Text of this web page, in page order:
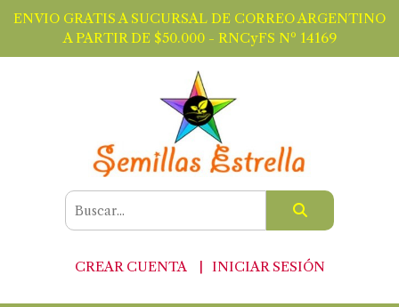
ENVIO GRATIS A SUCURSAL DE CORREO ARGENTINO
A PARTIR DE $50.000 - RNCyFS Nº 14169
CREAR CUENTA INICIAR SESIÓN